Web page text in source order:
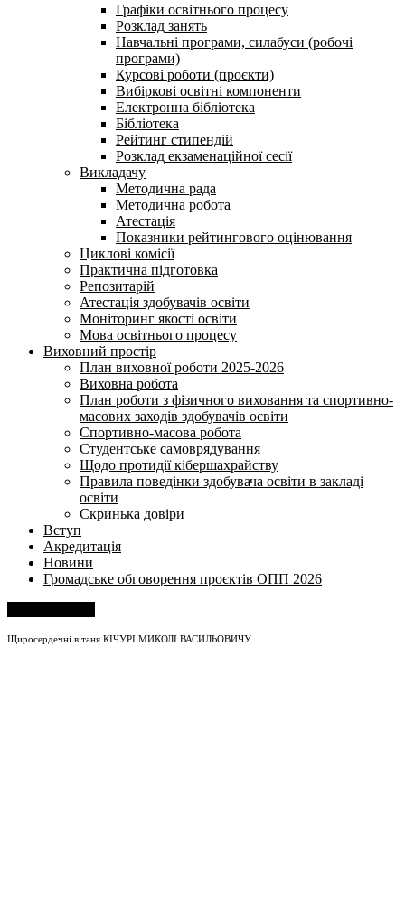
Графіки освітнього процесу
Розклад занять
Навчальні програми, силабуси (робочі
програми)
Курсові роботи (проєкти)
Вибіркові освітні компоненти
Електронна бібліотека
Бібліотека
Рейтинг стипендій
Розклад екзаменаційної сесії
Викладачу
Методична рада
Методична робота
Атестація
Показники рейтингового оцінювання
Циклові комісії
Практична підготовка
Репозитарій
Атестація здобувачів освіти
Моніторинг якості освіти
Мова освітнього процесу
Виховний простір
План виховної роботи 2025-2026
Виховна робота
План роботи з фізичного виховання та спортивно-
масових заходів здобувачів освіти
Спортивно-масова робота
Студентське самоврядування
Щодо протидії кібершахрайству
Правила поведінки здобувача освіти в закладі
освіти
Скринька довіри
Вступ
Акредитація
Новини
Громадське обговорення проєктів ОПП 2026
Щиросердечні вітаня КІЧУРІ МИКОЛІ ВАСИЛЬОВИЧУ